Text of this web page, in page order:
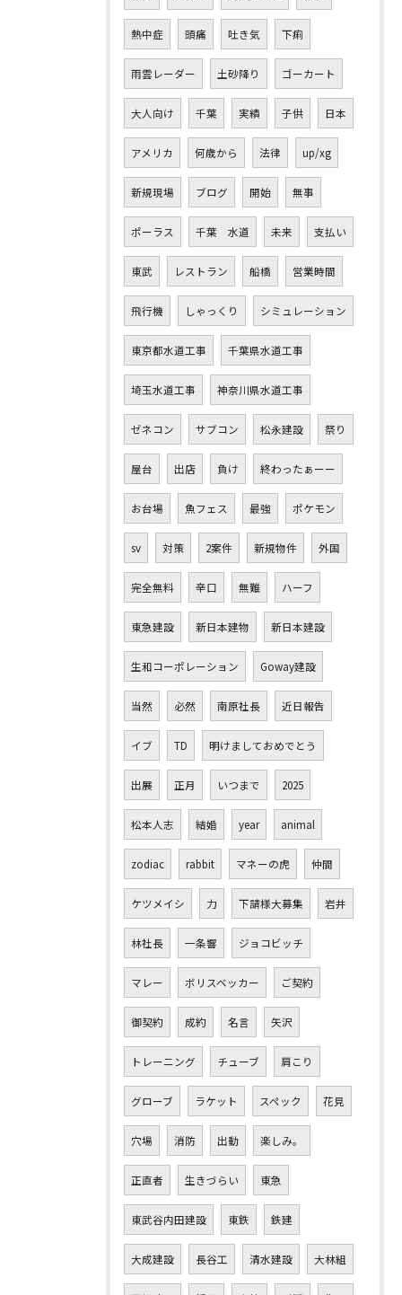
熱中症 頭痛 吐き気 下痢
雨雲レーダー 土砂降り ゴーカート
大人向け 千葉 実績 子供 日本
アメリカ 何歳から 法律 up/xg
新規現場 ブログ 開始 無事
ポーラス 千葉 水道 未来 支払い
東武 レストラン 船橋 営業時間
飛行機 しゃっくり シミュレーション
東京都水道工事 千葉県水道工事
埼玉水道工事 神奈川県水道工事
ゼネコン サブコン 松永建設 祭り
屋台 出店 負け 終わったぁーー
お台場 魚フェス 最強 ポケモン
sv 対策 2案件 新規物件 外国
完全無料 辛口 無難 ハーフ
東急建設 新日本建物 新日本建設
生和コーポレーション Goway建設
当然 必然 南原社長 近日報告
イブ TD 明けましておめでとう
出展 正月 いつまで 2025
松本人志 結婚 year animal
zodiac rabbit マネーの虎 仲間
ケツメイシ 力 下請様大募集 岩井
林社長 一条響 ジョコビッチ
マレー ボリスベッカー ご契約
御契約 成約 名言 矢沢
トレーニング チューブ 肩こり
グローブ ラケット スペック 花見
穴場 消防 出動 楽しみ。
正直者 生きづらい 東急
東武谷内田建設 東鉄 鉄建
大成建設 長谷工 清水建設 大林組